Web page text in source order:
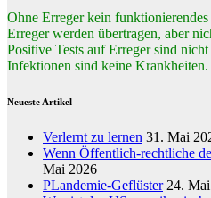
Ohne Erreger kein
Erreger werden übertragen, aber
Positive Tests auf Erreger sind
Infektionen sind keine Krankheiten.
Neueste Artikel
Verlernt zu lernen 31. Mai
Wenn Öffentlich-rechtliche
Mai 2026
PLandemie-Geflüster 24.